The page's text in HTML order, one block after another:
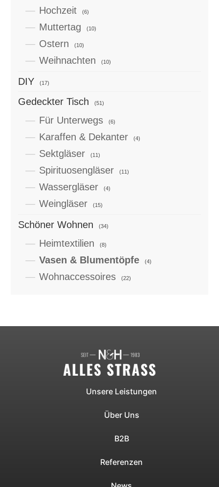
Hochzeit (6)
Muttertag (10)
Ostern (10)
Weihnachten (10)
DIY (17)
Gedeckter Tisch (51)
Für Unterwegs (6)
Karaffen & Dekanter (4)
Sektgläser (11)
Spirituosengläser (11)
Wassergläser (4)
Weingläser (15)
Schöner Wohnen (34)
Heimtextilien (8)
Vasen & Blumentöpfe (4)
Wohnaccessoires (22)
Unsere Leistungen
Über Uns
B2B
Referenzen